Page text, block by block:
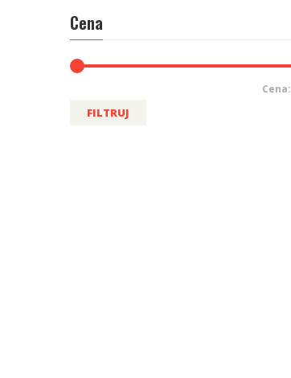
Cena
FILTRUJ
Cena: